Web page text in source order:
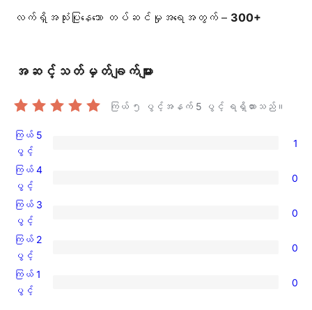
လက်ရှိအသုံးပြုနေသော တပ်ဆင်မှုအရေအတွက် – 300+
အဆင့်သတ်မှတ်ချက်များ
ကြယ် ၅ ပွင့်အနက် 5 ပွင့် ရရှိထားသည်။
ကြယ်
5
ပွင့်
အဆင့်
သုံးသပ်
1
စောင်
ကြယ် 5
ပွင့်
1
ကြယ်
4
ပွင့်
အဆင့်
သုံးသပ်
0
စောင်
ကြယ် 4
ပွင့်
0
ကြယ်
3
ပွင့်
အဆင့်
သုံးသပ်
ကြယ် 3
ပွင့်
0
ကြယ်
2
ပွင့်
ကြယ် 2
ပွင့်
0
ကြယ်
ကြယ် 1
ပွင့်
0